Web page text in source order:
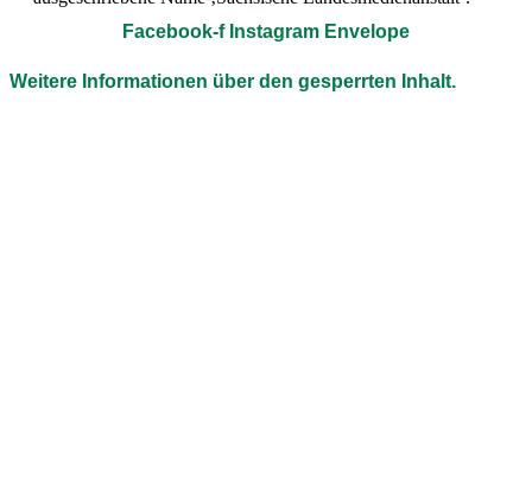
Facebook-f Instagram Envelope
Weitere Informationen über den gesperrten Inhalt.